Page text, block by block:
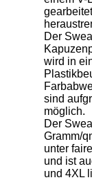
Der
wird in
sind
möglich.
Der
Gramm/
unter
und ist
und 4XL